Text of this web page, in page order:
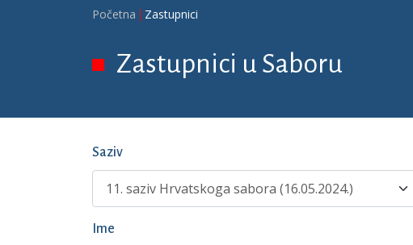
Breadcrumb
Početna Zastupnici
Zastupnici u Saboru
Saziv
Ime